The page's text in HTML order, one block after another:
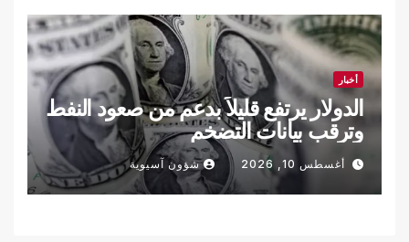
أخبار
الدولار يرتفع قليلاً بدعم من صعود النفط
وترقب بيانات التضخم
أغسطس 10, 2026 شؤون آسيوية